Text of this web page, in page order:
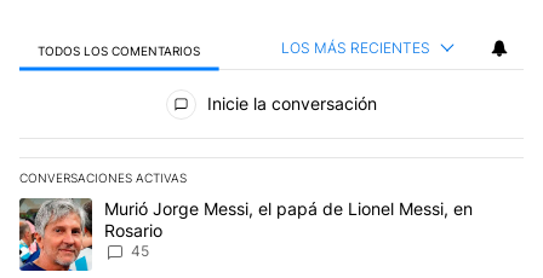
TODOS LOS COMENTARIOS LOS MÁS RECIENTES
Todos los comentarios
Inicie la conversación
CONVERSACIONES ACTIVAS
Este listado muestra los artículos con más comentarios en los
Un artículo de tendencia con el título "Murió Jorge Messi, el
Murió Jorge Messi, el papá de Lionel Messi, en
Rosario
45